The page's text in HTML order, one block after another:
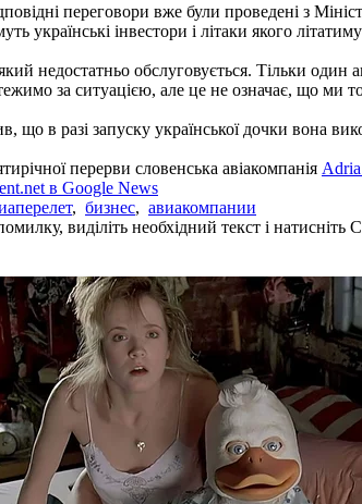
переговори вже були проведені з
українські інвестори і літаки якого
недостатньо обслуговується. Тільки
за ситуацією, але це не означає, що ми
що в разі запуску української дочки вона
перерви словенська авіакомпанія
в Google News
, бизнес, авиакомпании
виділіть необхідний текст і